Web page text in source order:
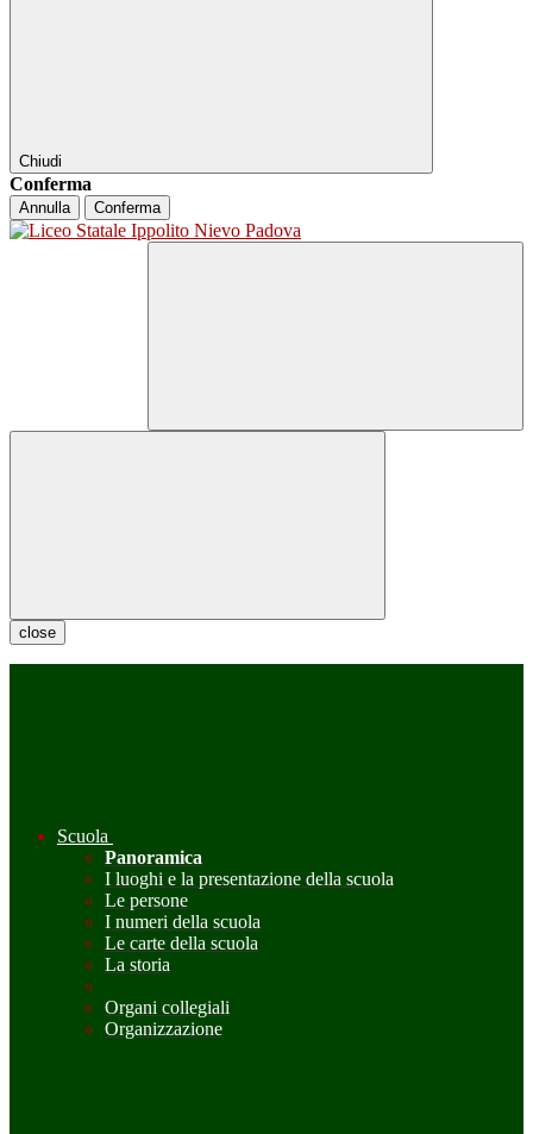
Chiudi
Conferma
Annulla Conferma
close
Scuola
Panoramica
I luoghi e la presentazione della scuola
Le persone
I numeri della scuola
Le carte della scuola
La storia
Organi collegiali
Organizzazione